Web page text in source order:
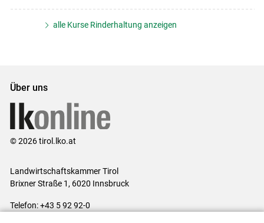
alle Kurse Rinderhaltung anzeigen
Über uns
© 2026 tirol.lko.at
Landwirtschaftskammer Tirol
Brixner Straße 1, 6020 Innsbruck
Telefon: +43 5 92 92-0